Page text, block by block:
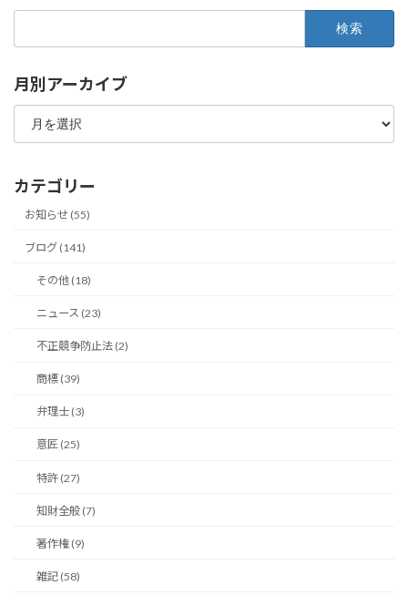
月別アーカイブ
月
ア
カ
イ
カテゴリー
お知らせ (55)
ブログ (141)
その他 (18)
ニュース (23)
不正競争防止法 (2)
商標 (39)
弁理士 (3)
意匠 (25)
特許 (27)
知財全般 (7)
著作権 (9)
雑記 (58)